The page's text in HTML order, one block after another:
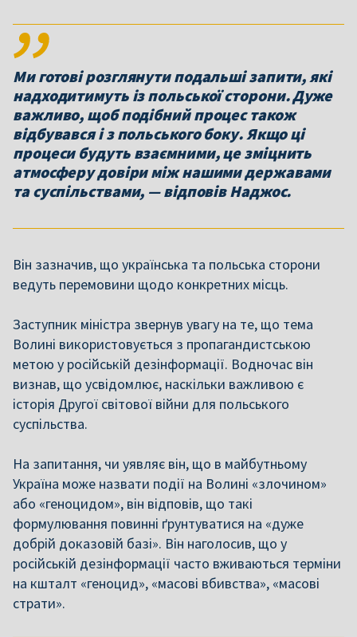
Ми готові розглянути подальші запити, які
надходитимуть із польської сторони. Дуже
важливо, щоб подібний процес також
відбувався і з польського боку. Якщо ці
процеси будуть взаємними, це зміцнить
атмосферу довіри між нашими державами
та суспільствами, — відповів Наджос.
Він зазначив, що українська та польська сторони
ведуть перемовини щодо конкретних місць.
Заступник міністра звернув увагу на те, що тема
Волині використовується з пропагандистською
метою у російській дезінформації. Водночас він
визнав, що усвідомлює, наскільки важливою є
історія Другої світової війни для польського
суспільства.
На запитання, чи уявляє він, що в майбутньому
Україна може назвати події на Волині «злочином»
або «геноцидом», він відповів, що такі
формулювання повинні ґрунтуватися на «дуже
добрій доказовій базі». Він наголосив, що у
російській дезінформації часто вживаються терміни
на кшталт «геноцид», «масові вбивства», «масові
страти».